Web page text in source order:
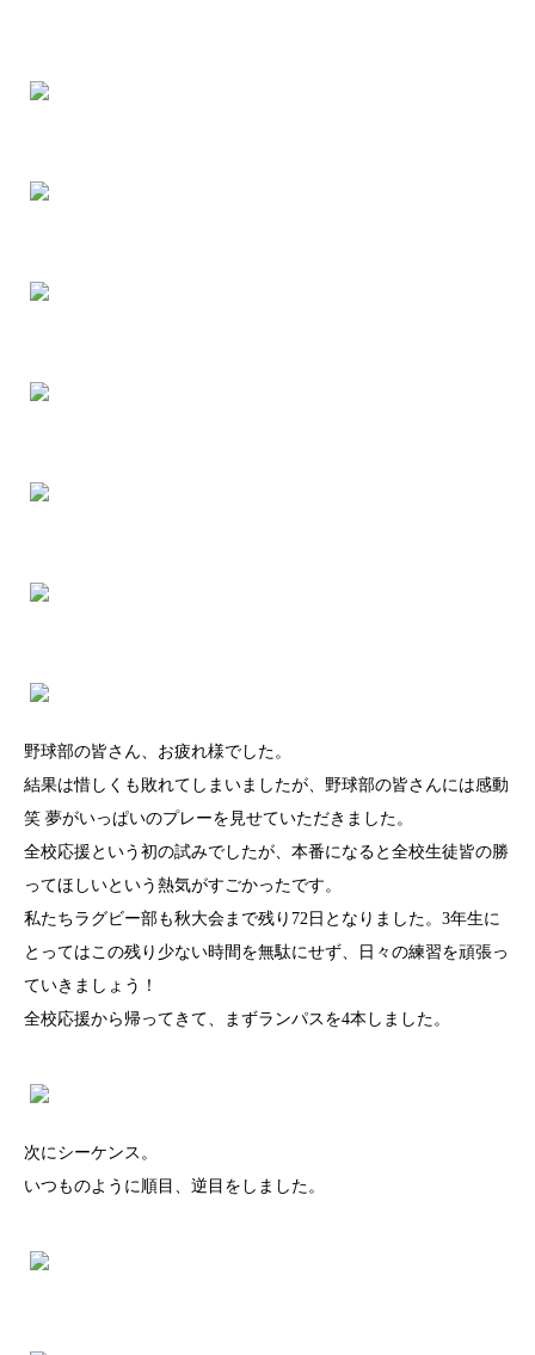
野球部の皆さん、お疲れ様でした。
結果は惜しくも敗れてしまいましたが、野球部の皆さんには感動
笑 夢がいっぱいのプレーを見せていただきました。
全校応援という初の試みでしたが、本番になると全校生徒皆の勝
ってほしいという熱気がすごかったです。
私たちラグビー部も秋大会まで残り72日となりました。3年生に
とってはこの残り少ない時間を無駄にせず、日々の練習を頑張っ
ていきましょう！
全校応援から帰ってきて、まずランパスを4本しました。
次にシーケンス。
いつものように順目、逆目をしました。